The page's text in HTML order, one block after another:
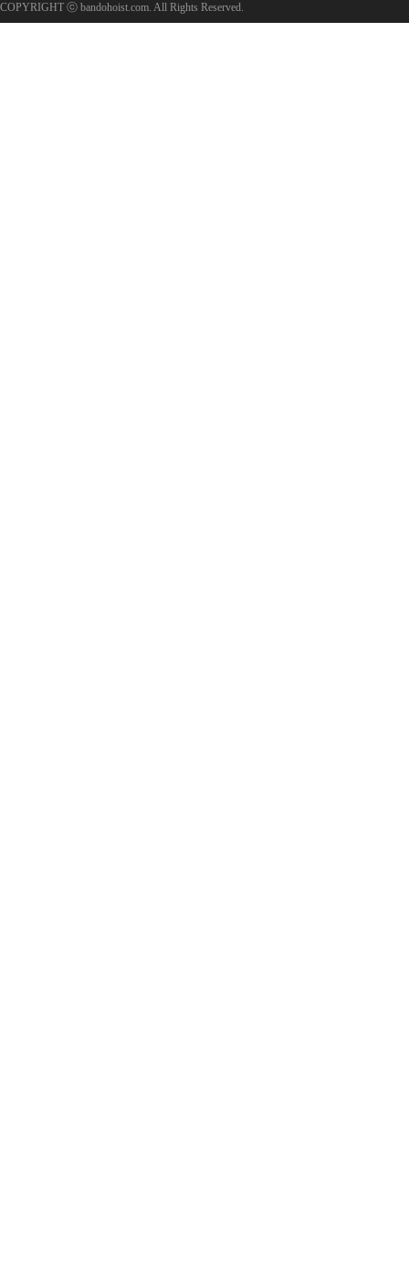
COPYRIGHT ⓒ bandohoist.com. All Rights Reserved.